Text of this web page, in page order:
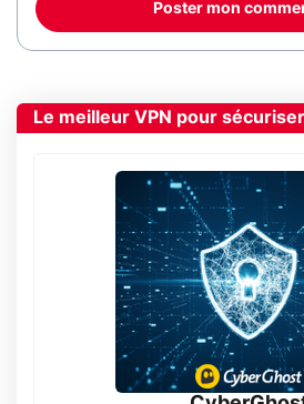
Poster mon
Le meilleur VPN pour